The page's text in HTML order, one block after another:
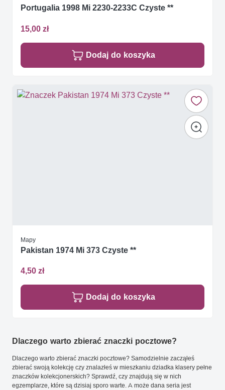
Portugalia 1998 Mi 2230-2233C Czyste **
15,00 zł
Dodaj do koszyka
Mapy
Pakistan 1974 Mi 373 Czyste **
4,50 zł
Dodaj do koszyka
Dlaczego warto zbierać znaczki pocztowe?
Dlaczego warto zbierać znaczki pocztowe? Samodzielnie zacząłeś
zbierać swoją kolekcję czy znalazłeś w mieszkaniu dziadka klasery pełne
znaczków kolekcjonerskich? Sprawdź, czy znajdują się w nich
egzemplarze, które są dzisiaj sporo warte. A może dana seria jest